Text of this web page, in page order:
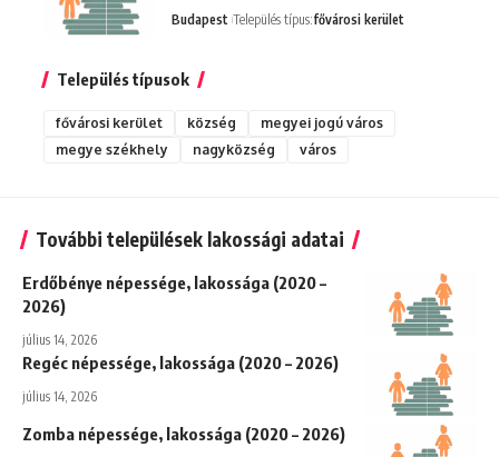
Budapest Település típus:fővárosi kerület
Település típusok
fővárosi kerület község
megyei jogú város
megye székhely
nagyközség város
További települések lakossági adatai
Erdőbénye népessége, lakossága (2020 –
2026)
július 14, 2026
Regéc népessége, lakossága (2020 – 2026)
július 14, 2026
Zomba népessége, lakossága (2020 – 2026)